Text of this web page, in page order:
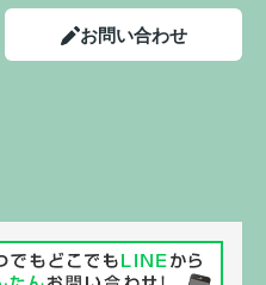
お問い合わせ